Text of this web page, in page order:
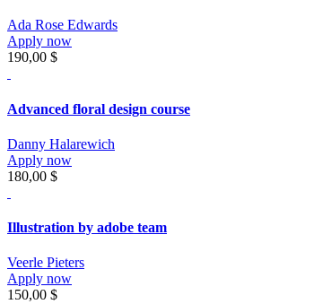
Ada Rose Edwards
Apply now
190,00 $
Advanced floral design course
Danny Halarewich
Apply now
180,00 $
Illustration by adobe team
Veerle Pieters
Apply now
150,00 $